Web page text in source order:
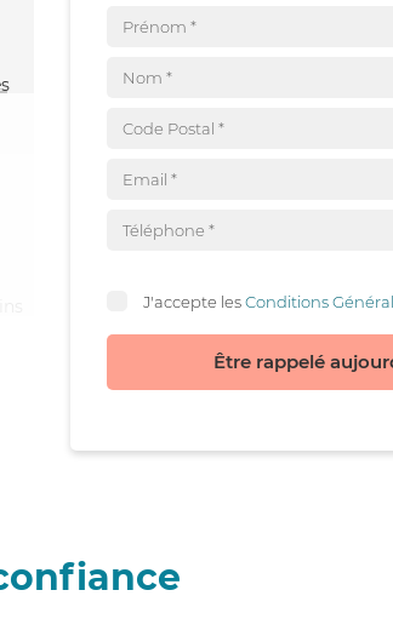
J'accepte lesConditions
Être rappelé